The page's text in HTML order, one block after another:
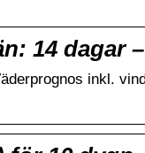
14 dagar
inkl.